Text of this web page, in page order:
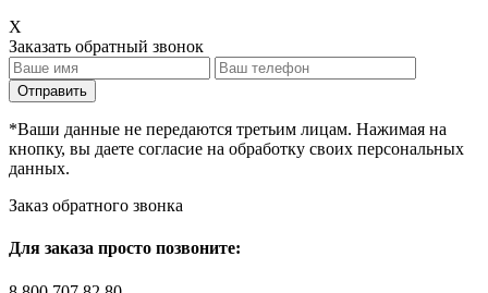
X
Заказать обратный звонок
*Ваши данные не передаются третьим лицам. Нажимая на
кнопку, вы даете согласие на обработку своих персональных
данных.
Заказ обратного звонка
Для заказа просто позвоните: